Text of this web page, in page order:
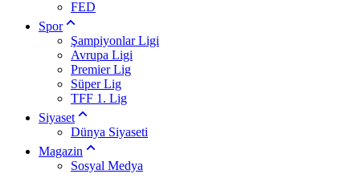
FED
Spor
Şampiyonlar Ligi
Avrupa Ligi
Premier Lig
Süper Lig
TFF 1. Lig
Siyaset
Dünya Siyaseti
Magazin
Sosyal Medya